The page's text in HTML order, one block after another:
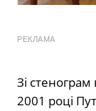
РЕКЛАМА
Зі
2001 році